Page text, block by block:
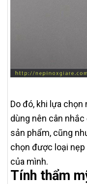
Do đó, khi lựa
dùng nên cân
sản phẩm, cũng
chọn được loại
của mình.
Tính thẩm